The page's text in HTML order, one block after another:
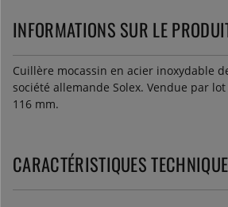
INFORMATIONS SUR LE
Cuillère mocassin en acier inoxydable
société allemande Solex. Vendue par
116 mm.
CARACTÉRISTIQUES